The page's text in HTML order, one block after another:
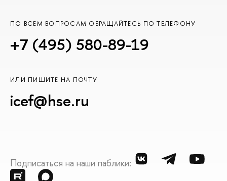
ПО ВСЕМ ВОПРОСАМ ОБРАЩАЙТЕСЬ ПО ТЕЛЕФОНУ
+7 (495) 580-89-19
ИЛИ ПИШИТЕ НА ПОЧТУ
icef@hse.ru
Подписаться на наши паблики: